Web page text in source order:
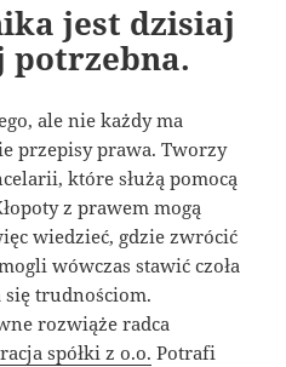
jest dzisiaj
potrzebna.
ale nie każdy ma
przepisy prawa. Tworzy
które służą pomocą
z prawem mogą
wiedzieć, gdzie zwrócić
wówczas stawić czoła
trudnościom.
rozwiąże radca
spółki z o.o. Potrafi